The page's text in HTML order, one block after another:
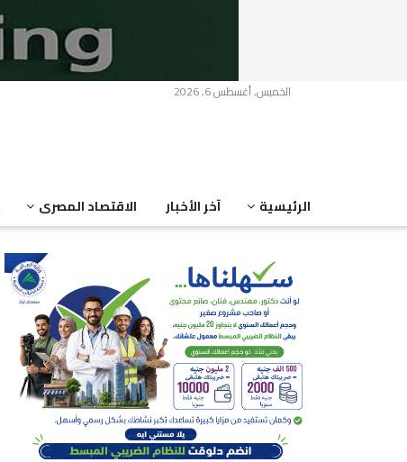
الخميس, أغسطس 6, 2026
الرئيسية آخر الأخبار الاقتصاد المصرى